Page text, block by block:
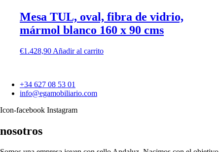
Mesa TUL, oval, fibra de vidrio,
mármol blanco 160 x 90 cms
€1.428,90 Añadir al carrito
+34 627 08 53 01
info@egamobiliario.com
Icon-facebook Instagram
nosotros